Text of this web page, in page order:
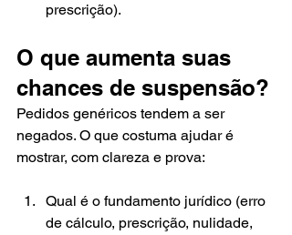
prescrição).
O que aumenta suas
chances de suspensão?
Pedidos genéricos tendem a ser
negados. O que costuma ajudar é
mostrar, com clareza e prova:
Qual é o fundamento jurídico (erro
de cálculo, prescrição, nulidade,